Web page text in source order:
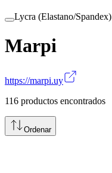
Lycra (Elastano/Spandex)
Marpi
https://marpi.uy
116 productos encontrados
Ordenar